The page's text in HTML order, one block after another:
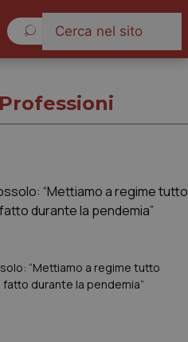
“Mettiamo a regime tutto
durante la pendemia”